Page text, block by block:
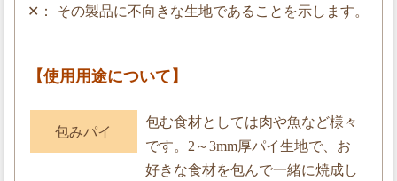
✕： その製品に不向きな生地であることを示します。
【使用用途について】
包みパイ
包む食材としては肉や魚など様々
です。2～3mm厚パイ生地で、お
好きな食材を包んで一緒に焼成し